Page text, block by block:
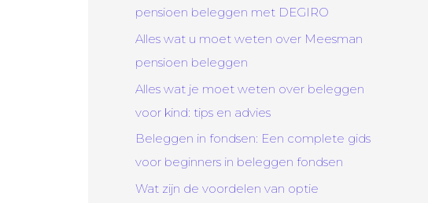
pensioen beleggen met DEGIRO
Alles wat u moet weten over Meesman
pensioen beleggen
Alles wat je moet weten over beleggen
voor kind: tips en advies
Beleggen in fondsen: Een complete gids
voor beginners in beleggen fondsen
Wat zijn de voordelen van optie